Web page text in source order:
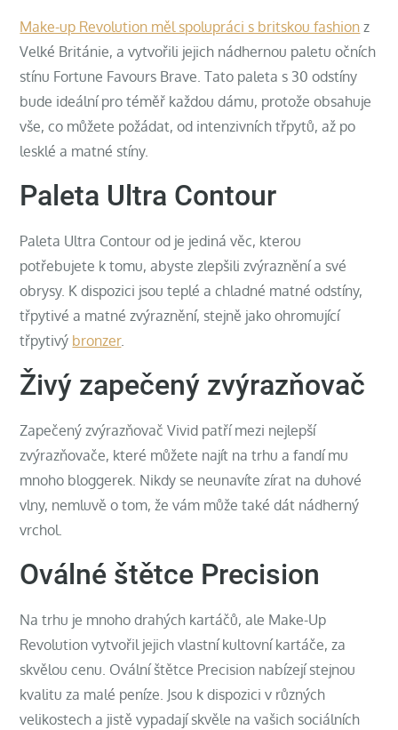
Make-up Revolution měl spolupráci s britskou fashion z
Velké Británie, a vytvořili jejich nádhernou paletu očních
stínu Fortune Favours Brave. Tato paleta s 30 odstíny
bude ideální pro téměř každou dámu, protože obsahuje
vše, co můžete požádat, od intenzivních třpytů, až po
lesklé a matné stíny.
Paleta Ultra Contour
Paleta Ultra Contour od je jediná věc, kterou
potřebujete k tomu, abyste zlepšili zvýraznění a své
obrysy. K dispozici jsou teplé a chladné matné odstíny,
třpytivé a matné zvýraznění, stejně jako ohromující
třpytivý bronzer.
Živý zapečený zvýrazňovač
Zapečený zvýrazňovač Vivid patří mezi nejlepší
zvýrazňovače, které můžete najít na trhu a fandí mu
mnoho bloggerek. Nikdy se neunavíte zírat na duhové
vlny, nemluvě o tom, že vám může také dát nádherný
vrchol.
Oválné štětce Precision
Na trhu je mnoho drahých kartáčů, ale Make-Up
Revolution vytvořil jejich vlastní kultovní kartáče, za
skvělou cenu. Ovální štětce Precision nabízejí stejnou
kvalitu za malé peníze. Jsou k dispozici v různých
velikostech a jistě vypadají skvěle na vašich sociálních